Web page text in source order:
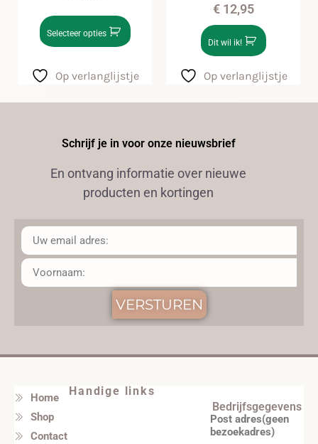
Selecteer opties
Op verlanglijstje
€12,95
Dit wil ik!
Op verlanglijstje
Schrijf je in voor onze nieuwsbrief
En ontvang informatie over nieuwe
producten en kortingen
VERSTUREN
Handige links
Home
Shop
Contact
Bedrijfsgegevens
Post adres(geen
bezoekadres)